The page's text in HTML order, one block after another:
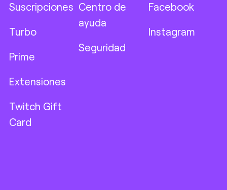
Suscripciones
Turbo
Prime
Extensiones
Twitch Gift
Card
Centro de
ayuda
Seguridad
Facebook
Instagram